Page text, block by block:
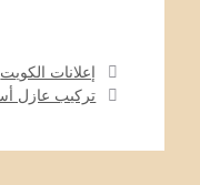
التصنيفات
إعلانات الكويت
الوسوم
تركيب عازل